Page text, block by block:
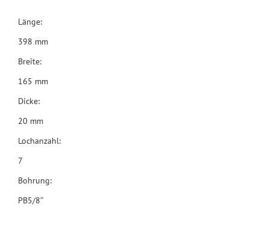
Länge:
398 mm
Breite:
165 mm
Dicke:
20 mm
Lochanzahl:
7
Bohrung:
PB5/8″